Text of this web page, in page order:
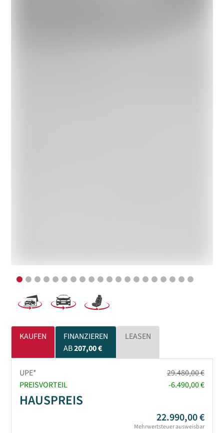
KAUFEN
FINANZIEREN
AB207,00 €
LEASEN
UPE*
29.480,00 €
PREISVORTEIL
-6.490,00 €
HAUSPREIS
22.990,00 €
Mehrwertsteuer ausweisbar